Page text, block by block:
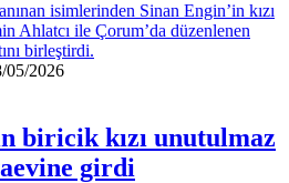
05/2026
biricik kızı unutulmaz
girdi